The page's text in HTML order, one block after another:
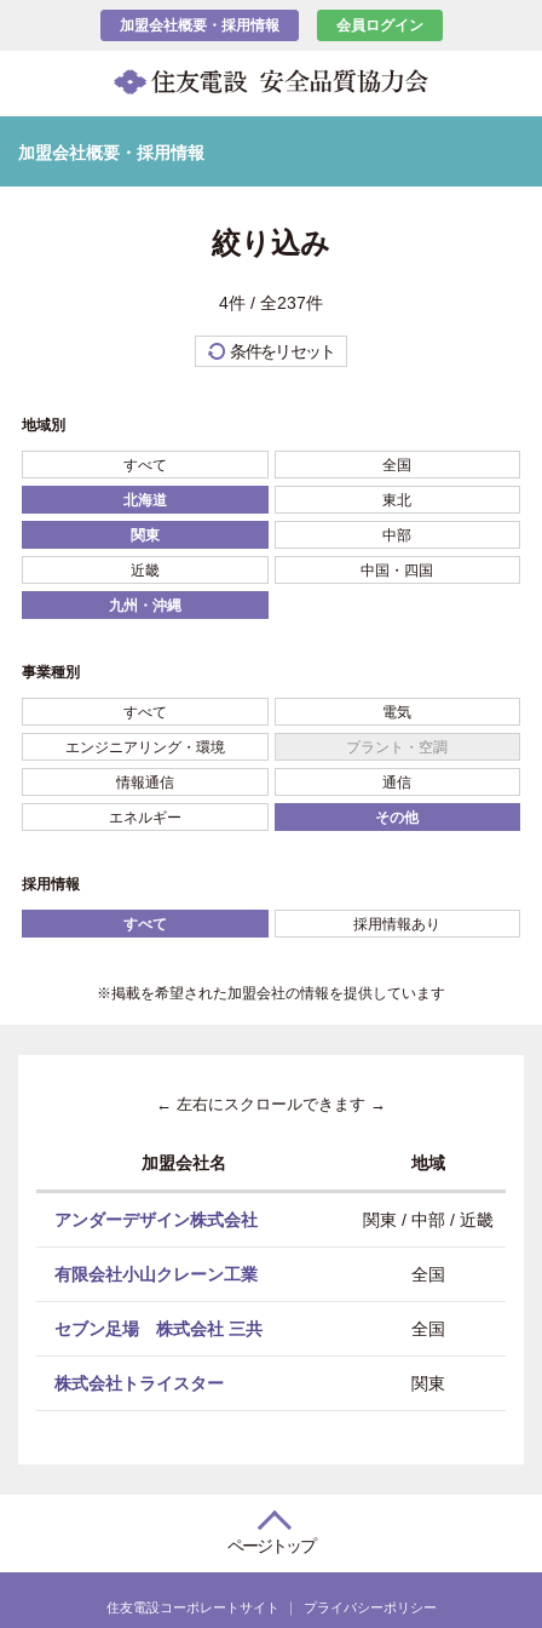
加盟会社概要・採用情報 会員ログイン
加盟会社概要・採用情報
絞り込み
4件 / 全237件
条件をリセット
地域別
すべて 全国
北海道 東北
関東 中部
近畿 中国・四国
九州・沖縄
事業種別
すべて 電気
エンジニアリング・環境 プラント・空調
情報通信 通信
エネルギー その他
採用情報
すべて 採用情報あり
※掲載を希望された加盟会社の情報を提供しています
← 左右にスクロールできます →
加盟会社名 地域
アンダーデザイン株式会社 関東 / 中部 / 近畿
有限会社小山クレーン工業 全国
セブン足場 株式会社 三共 全国
株式会社トライスター 関東
ページトップ
住友電設コーポレートサイト プライバシーポリシー